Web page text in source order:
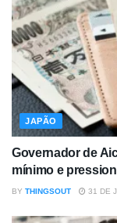
JAPÃO
Governador de
mínimo e
BY THINGSOUT 31 DE